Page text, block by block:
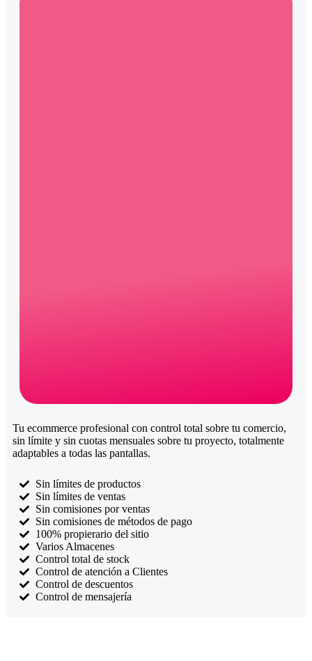
Tu ecommerce profesional con control total sobre tu comercio,
sin límite y sin cuotas mensuales sobre tu proyecto, totalmente
adaptables a todas las pantallas.
Sin límites de productos
Sin límites de ventas
Sin comisiones por ventas
Sin comisiones de métodos de pago
100% propierario del sitio
Varios Almacenes
Control total de stock
Control de atención a Clientes
Control de descuentos
Control de mensajería